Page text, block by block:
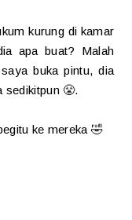
kurung di kamar
apa buat? Malah
buka pintu, dia
sedikitpun 😤.
ke mereka 🤣